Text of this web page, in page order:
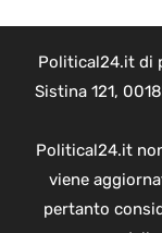
Political24.it di
Sistina 121,
Political24.it
viene
pertanto